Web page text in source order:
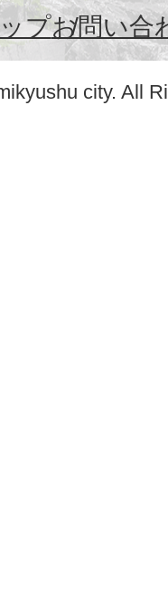
プお問い合
city. All